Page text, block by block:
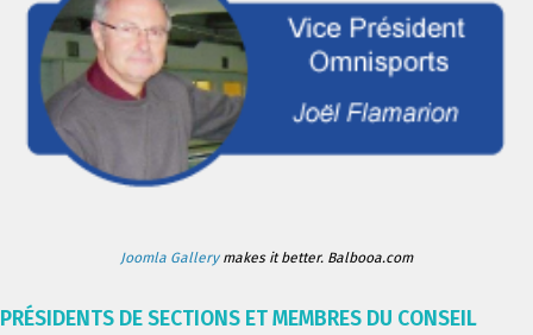
Joomla Gallerymakes it better. Balbooa.com
PRÉSIDENTS DE SECTIONS ET MEMBRES DU CONSEIL